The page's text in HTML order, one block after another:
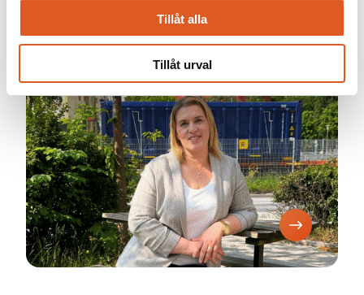
Tillåt alla
Tillåt urval
Kraven på hållbarhet och CSRD satte